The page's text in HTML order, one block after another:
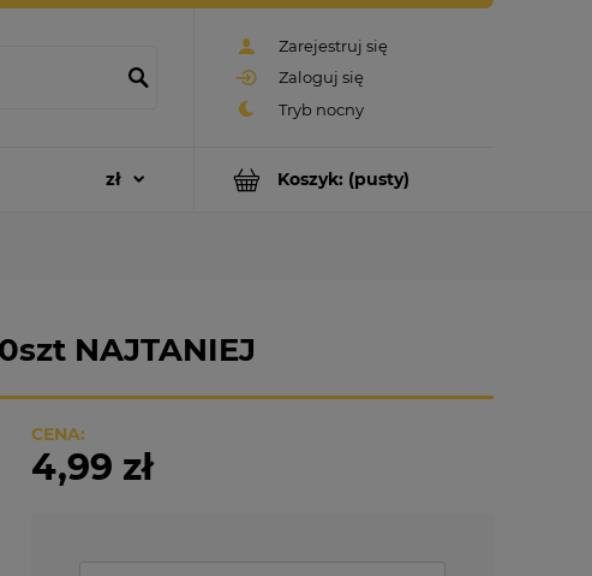
Zarejestruj się
Zaloguj się
Koszyk: (pusty)
NAJTANIEJ
CENA:
4,99 zł